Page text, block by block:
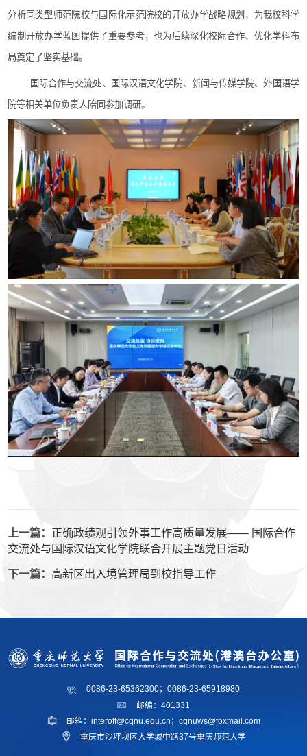
分析同类型师范院校与 国际化示范院校的开放办学战略规划，为我校科学
编制开放办学蓝图提供了重要参考，也为后续深化校际合作、优化学科布
局奠定了坚实基础。
国际合作与交流处、 国际汉语文化学院、 新闻与传媒学院、外国语学
院等相关单位负责人陪同参加调研。
上一篇： 正确政绩观引领外事工作高质量发展—— 国际合作
交流处与国际汉语文化学院联合开展主题党日活动
下一篇： 高新区出入境管理局到校指导工作
0086-23-65362300；0086-23-65918980
邮编：401331
邮箱：interoff@cqnu.edu.cn；cqnuws@foxmail.com
重庆市沙坪坝区大学城中路37号重庆师范大学